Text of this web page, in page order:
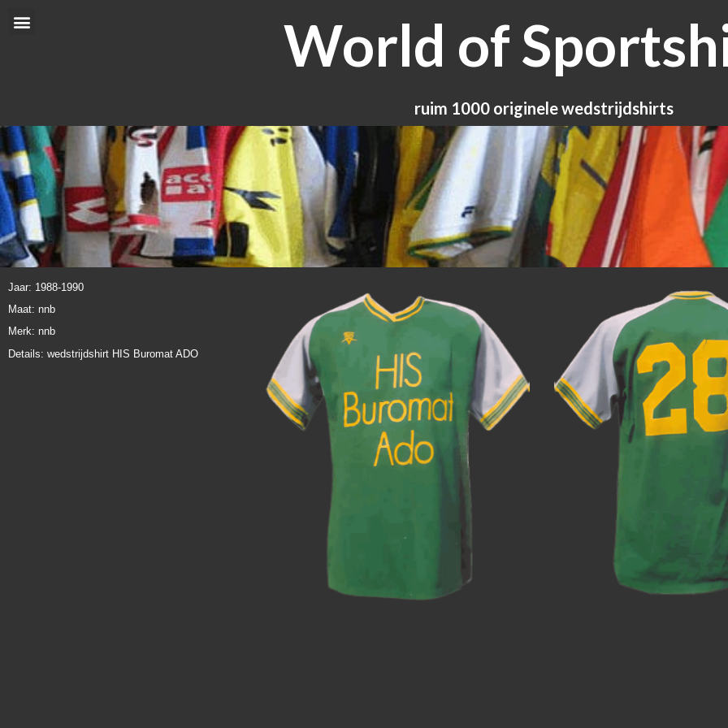
naarMenu World of
ruim 1000 originele wedstrijdshirts
Jaar: 1988-1990
Maat: nnb
Merk: nnb
Details: wedstrijdshirt HIS Buromat ADO